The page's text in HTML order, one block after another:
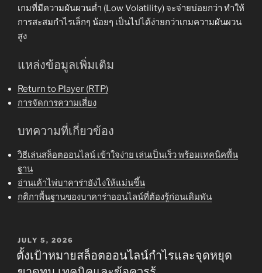
เกมที่มีความผันผวนต่ำ (Low Volatility) จะจ่ายบ่อยกว่า ทำให้
การสะสมกำไรเล็กๆ น้อยๆ เป็นไปได้ง่ายกว่าเกมความผันผวน
สูง
แหล่งข้อมูลเพิ่มเติม
Return to Player (RTP)
การจัดการความเสี่ยง
บทความที่เกี่ยวข้อง
วิธีเล่นสล็อตออนไลน์ เข้าใจง่าย เล่นเป็นเร็ว พร้อมเทคนิคพื้น
ฐาน
อ่านเค้าไพ่บาคาร่ายังไงให้แม่นขึ้น
กติกาพื้นฐานของบาคาร่าออนไลน์ที่ต้องรู้ก่อนเดิมพัน
POSTED
ON
JULY 5, 2026
ตั้งเป้าหมายสล็อตออนไลน์กำไรและจุดหยุด